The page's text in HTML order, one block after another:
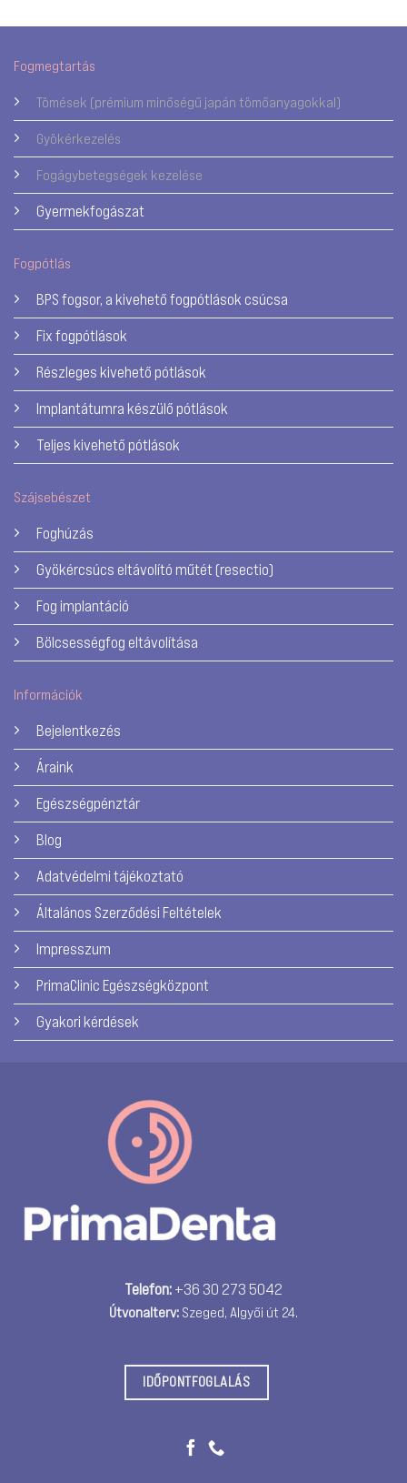
Fogmegtartás
Tömések (prémium minőségű japán tömőanyagokkal)
Gyökérkezelés
Fogágybetegségek kezelése
Gyermekfogászat
Fogpótlás
BPS fogsor, a kivehető fogpótlások csúcsa
Fix fogpótlások
Részleges kivehető pótlások
Implantátumra készülő pótlások
Teljes kivehető pótlások
Szájsebészet
Foghúzás
Gyökércsúcs eltávolító műtét (resectio)
Fog implantáció
Bölcsességfog eltávolítása
Információk
Bejelentkezés
Áraink
Egészségpénztár
Blog
Adatvédelmi tájékoztató
Általános Szerződési Feltételek
Impresszum
PrimaClinic Egészségközpont
Gyakori kérdések
Telefon:+36 30 273 5042
Útvonalterv: Szeged, Algyői út 24.
IDŐPONTFOGLALÁS